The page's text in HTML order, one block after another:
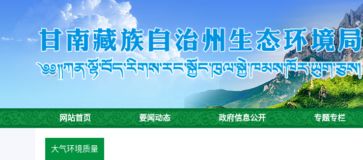
入
环
境
网站首页 要闻动态 政府信息公开 专题专栏
大气环境质量